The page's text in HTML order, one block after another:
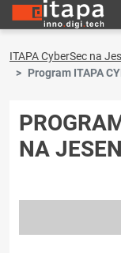
ITAPA CyberSec na
Program ITAPA
NA